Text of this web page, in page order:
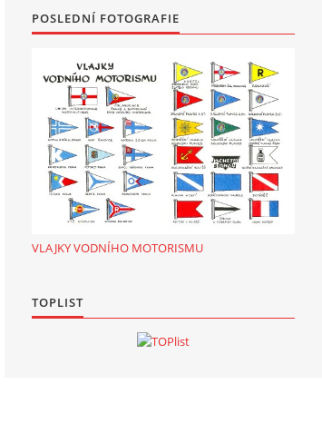
POSLEDNÍ FOTOGRAFIE
VLAJKY VODNÍHO MOTORISMU
TOPLIST